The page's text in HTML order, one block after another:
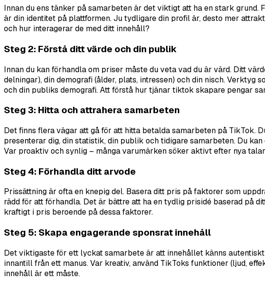
Innan du ens tänker på samarbeten är det viktigt att ha en stark
är din identitet på plattformen. Ju tydligare din profil är, desto mer
och hur interagerar de med ditt innehåll?
Steg 2: Förstå ditt värde och din publik
Innan du kan förhandla om priser måste du veta vad du är värd. Ditt
delningar), din demografi (ålder, plats, intressen) och din nisch.
och din publiks demografi. Att förstå hur tjänar tiktok skapare pengar
Steg 3: Hitta och attrahera samarbeten
Det finns flera vägar att gå för att hitta betalda samarbeten på TikTok.
presenterar dig, din statistik, din publik och tidigare samarbeten. Du
Var proaktiv och synlig – många varumärken söker aktivt efter nya
Steg 4: Förhandla ditt arvode
Prissättning är ofta en knepig del. Basera ditt pris på faktorer som
rädd för att förhandla. Det är bättre att ha en tydlig prisidé baserad på
kraftigt i pris beroende på dessa faktorer.
Steg 5: Skapa engagerande sponsrat innehåll
Det viktigaste för ett lyckat samarbete är att innehållet känns
innantill från ett manus. Var kreativ, använd TikToks funktioner (ljud,
innehåll är ett måste.